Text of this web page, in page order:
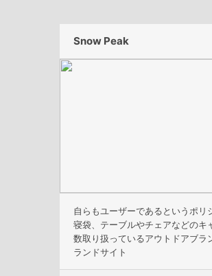
Snow Peak
自らもユーザーであるというポリ
寝袋、テーブルやチェアなどのキ
数取り扱っているアウトドアブ
ランドサイト